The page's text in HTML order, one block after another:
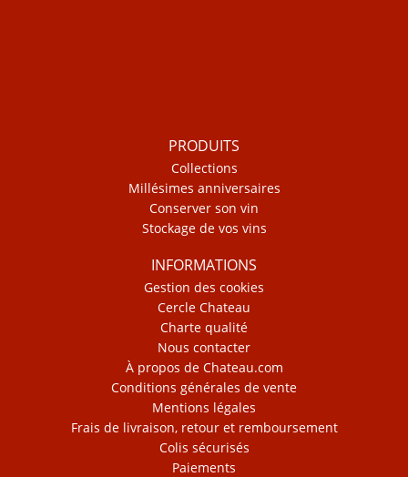
PRODUITS
Collections
Millésimes anniversaires
Conserver son vin
Stockage de vos vins
INFORMATIONS
Gestion des cookies
Cercle Chateau
Charte qualité
Nous contacter
À propos de Chateau.com
Conditions générales de vente
Mentions légales
Frais de livraison, retour et remboursement
Colis sécurisés
Paiements